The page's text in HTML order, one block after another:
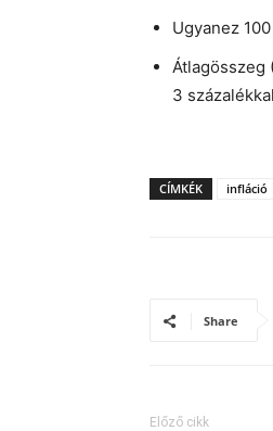
Ugyanez
Átlagösszeg
3
CÍMKÉK infláció
Share
Előző cikk